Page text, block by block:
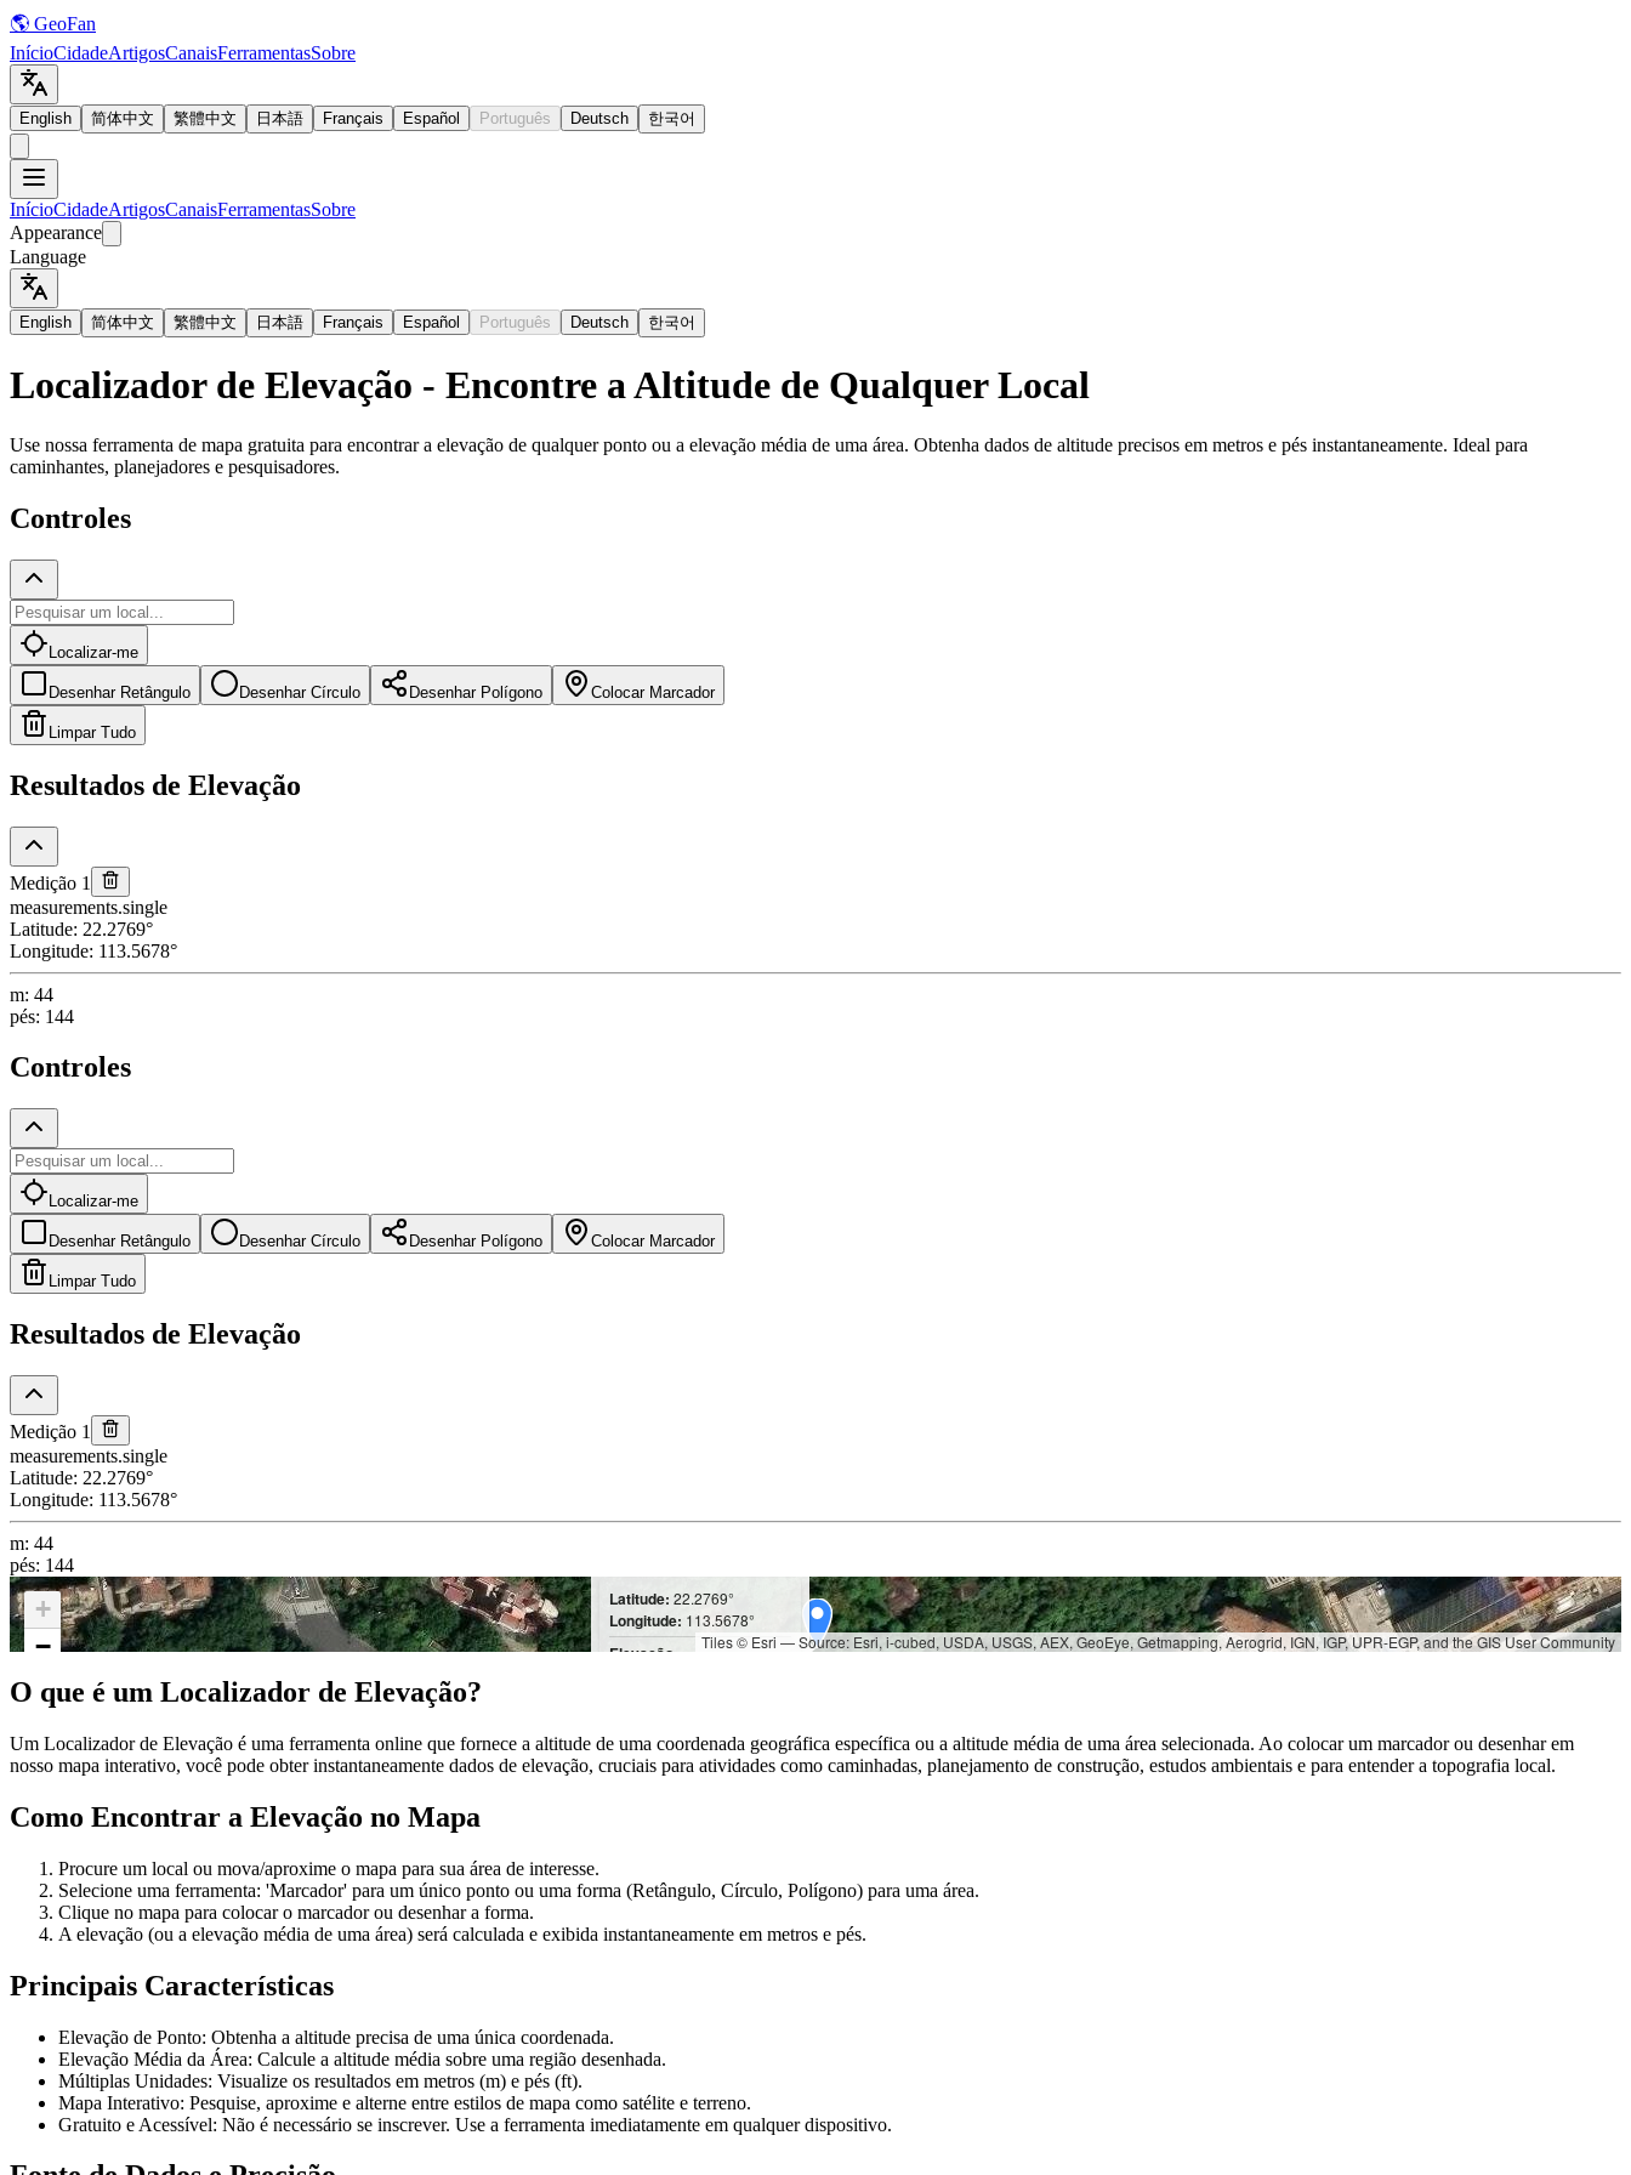
🌎 GeoFan
InícioCidadeArtigosCanaisFerramentasSobre
English 简体中文 繁體中文 日本語 Français Español Português Deutsch 한국어
InícioCidadeArtigosCanaisFerramentasSobre
Appearance
Language
English 简体中文 繁體中文 日本語 Français Español Português Deutsch 한국어
Localizador de Elevação - Encontre a Altitude de Qualquer Local
Use nossa ferramenta de mapa gratuita para encontrar a elevação de qualquer ponto ou a elevação média de uma área. Obtenha dados de altitude precisos em metros e pés instantaneamente. Ideal para
caminhantes, planejadores e pesquisadores.
Controles
Localizar-me
Desenhar Retângulo Desenhar Círculo Desenhar Polígono Colocar Marcador
Limpar Tudo
Resultados de Elevação
Medição 1
measurements.single
Latitude: 22.2769°
Longitude: 113.5678°
m: 44
pés: 144
Controles
Localizar-me
Desenhar Retângulo Desenhar Círculo Desenhar Polígono Colocar Marcador
Limpar Tudo
Resultados de Elevação
Medição 1
measurements.single
Latitude: 22.2769°
Longitude: 113.5678°
m: 44
pés: 144
Latitude: 22.2769°
Longitude: 113.5678°
Elevação:
+
−
Tiles © Esri — Source: Esri, i-cubed, USDA, USGS, AEX, GeoEye, Getmapping, Aerogrid, IGN, IGP, UPR-EGP, and the GIS User Community
O que é um Localizador de Elevação?
Um Localizador de Elevação é uma ferramenta online que fornece a altitude de uma coordenada geográfica específica ou a altitude média de uma área selecionada. Ao colocar um marcador ou desenhar em
nosso mapa interativo, você pode obter instantaneamente dados de elevação, cruciais para atividades como caminhadas, planejamento de construção, estudos ambientais e para entender a topografia local.
Como Encontrar a Elevação no Mapa
Procure um local ou mova/aproxime o mapa para sua área de interesse.
Selecione uma ferramenta: 'Marcador' para um único ponto ou uma forma (Retângulo, Círculo, Polígono) para uma área.
Clique no mapa para colocar o marcador ou desenhar a forma.
A elevação (ou a elevação média de uma área) será calculada e exibida instantaneamente em metros e pés.
Principais Características
Elevação de Ponto: Obtenha a altitude precisa de uma única coordenada.
Elevação Média da Área: Calcule a altitude média sobre uma região desenhada.
Múltiplas Unidades: Visualize os resultados em metros (m) e pés (ft).
Mapa Interativo: Pesquise, aproxime e alterne entre estilos de mapa como satélite e terreno.
Gratuito e Acessível: Não é necessário se inscrever. Use a ferramenta imediatamente em qualquer dispositivo.